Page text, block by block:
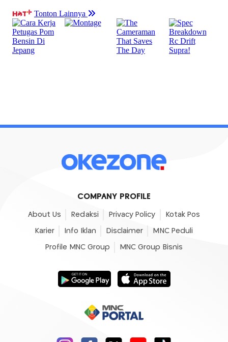
COMPANY PROFILE
About Us Redaksi Privacy Policy Kotak Pos
Karier Info Iklan Disclaimer MNC Peduli
Profile MNC Group MNC Group Bisnis